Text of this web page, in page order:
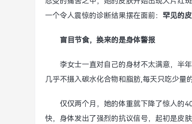
一个令人震惊的诊断结果摆在面前： 罕见的
盲目节食，换来的是身体警报
李女士一直对自己的身材不太满意，半
几乎不摄入碳水化合物和脂肪,每天只吃少量
仅仅两个月，她的体重就下降了惊人的
快，身体发出了强烈的抗议信号，起初是皮